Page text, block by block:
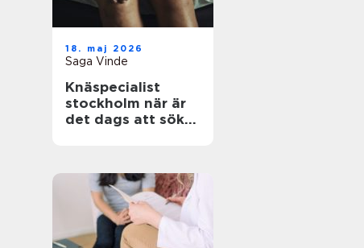
18. maj 2026
Saga Vinde
Knäspecialist
stockholm när är
det dags att söka